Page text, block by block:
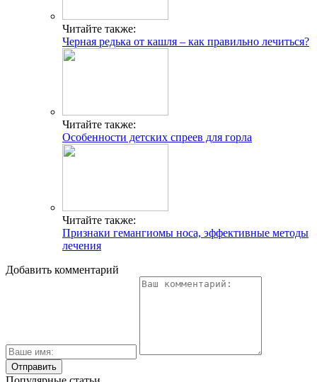
Читайте также:
Черная редька от кашля – как правильно лечиться?
Читайте также:
Особенности детских спреев для горла
Читайте также:
Признаки гемангиомы носа, эффективные методы
лечения
Добавить комментарий